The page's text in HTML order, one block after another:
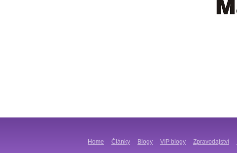
Home Články Blogy VIP blogy Zpravodajství